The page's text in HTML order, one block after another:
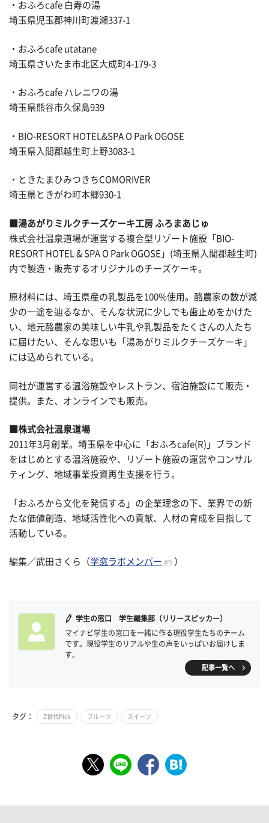
・おふろcafe 白寿の湯
埼玉県児玉郡神川町渡瀬337-1
・おふろcafe utatane
埼玉県さいたま市北区大成町4-179-3
・おふろcafe ハレニワの湯
埼玉県熊谷市久保島939
・BIO-RESORT HOTEL&SPA O Park OGOSE
埼玉県入間郡越生町上野3083-1
・ときたまひみつきちCOMORIVER
埼玉県ときがわ町本郷930-1
■湯あがりミルクチーズケーキ工房 ふろまあじゅ
株式会社温泉道場が運営する複合型リゾート施設「BIO-
RESORT HOTEL & SPA O Park OGOSE」(埼玉県入間郡越生町)
内で製造・販売するオリジナルのチーズケーキ。
原材料には、埼玉県産の乳製品を100%使用。酪農家の数が減
少の一途を辿るなか、そんな状況に少しでも歯止めをかけた
い、地元酪農家の美味しい牛乳や乳製品をたくさんの人たち
に届けたい、そんな思いも「湯あがりミルクチーズケーキ」
には込められている。
同社が運営する温浴施設やレストラン、宿泊施設にて販売・
提供。また、オンラインでも販売。
■株式会社温泉道場
2011年3月創業。埼玉県を中心に「おふろcafe(R)」ブランド
をはじめとする温浴施設や、リゾート施設の運営やコンサル
ティング、地域事業投資再生支援を行う。
「おふろから文化を発信する」の企業理念の下、業界での新
たな価値創造、地域活性化への貢献、人材の育成を目指して
活動している。
編集／武田さくら（ 学窓ラボメンバー ）
学生の窓口 学生編集部（リリースピッカー）
マイナビ学生の窓口を一緒に作る現役学生たちのチーム
です。現役学生のリアルや生の声をいっぱいお届けしま
す。
記事一覧へ
タグ： Z世代Pick フルーツ スイーツ